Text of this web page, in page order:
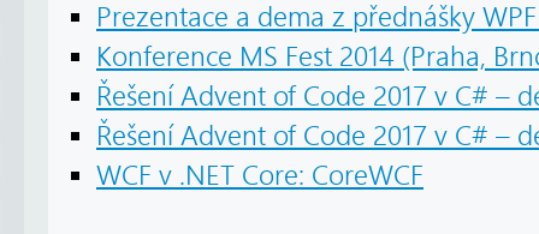
Prezentace a dema z přednášky
Konference MS Fest 2014 (Praha,
Řešení Advent of Code 2017 v C# –
Řešení Advent of Code 2017 v C# –
WCF v .NET Core: CoreWCF